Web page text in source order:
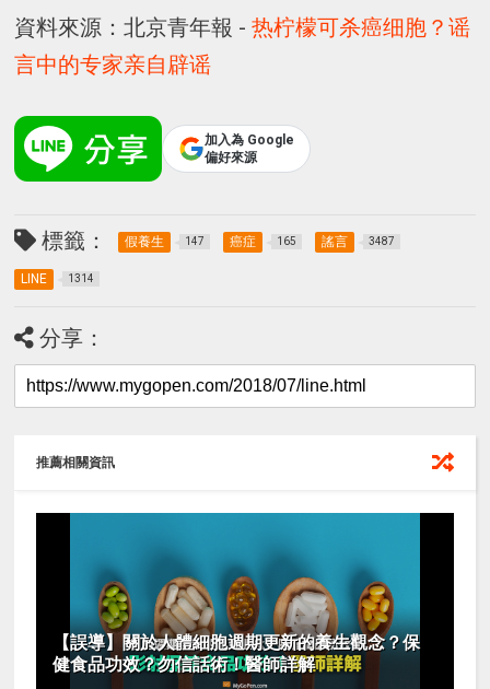
資料來源：北京青年報 -热柠檬可杀癌细胞？谣
言中的专家亲自辟谣
加入為 Google
偏好來源
標籤： 假養生 147 癌症 165 謠言 3487
LINE 1314
分享：
推薦相關資訊
【誤導】關於人體細胞週期更新的養生觀念？保
健食品功效？勿信話術！醫師詳解